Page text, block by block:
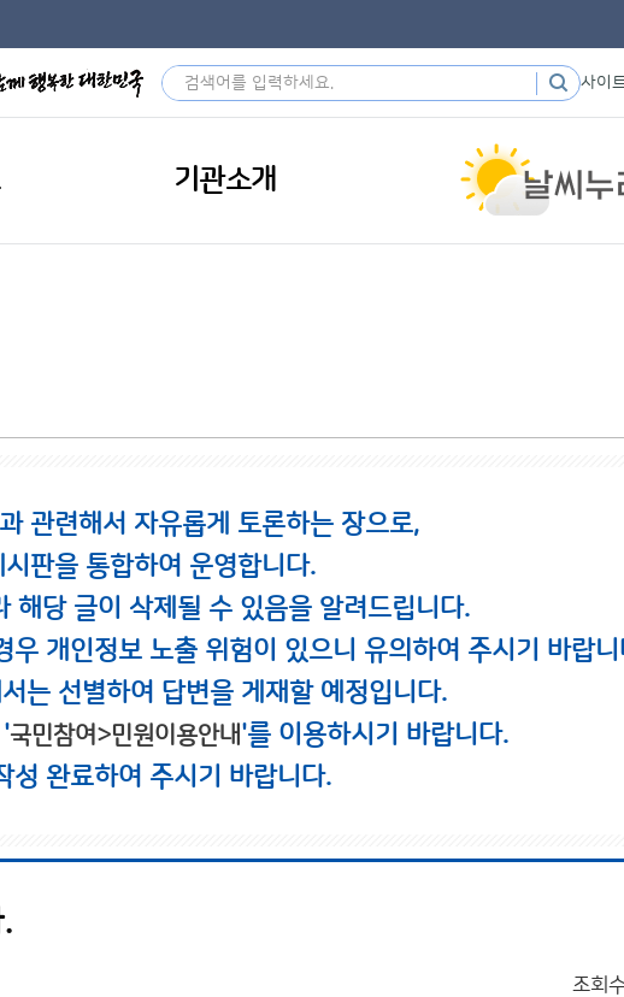
사이
기관소개
관련해서 자유롭게 토론하는 장으로,
판을 통합하여 운영합니다.
해당 글이 삭제될 수 있음을 알려드립니다.
개인정보 노출 위험이 있으니 유의하여 주시기 바랍니
는 선별하여 답변을 게재할 예정입니다.
'국민참여>민원이용안내'를 이용하시기 바랍니다.
완료하여 주시기 바랍니다.
조회